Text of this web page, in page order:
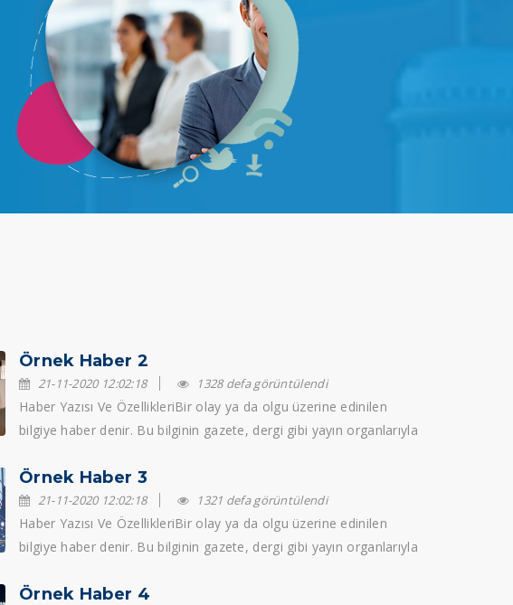
Örnek Haber 2
21-11-2020 12:02:18 1328 defa görüntülendi
Haber Yazısı Ve ÖzellikleriBir olay ya da olgu üzerine edinilen
bilgiye haber denir. Bu bilginin gazete, dergi gibi yayın organlarıyla
Örnek Haber 3
21-11-2020 12:02:18 1321 defa görüntülendi
Haber Yazısı Ve ÖzellikleriBir olay ya da olgu üzerine edinilen
bilgiye haber denir. Bu bilginin gazete, dergi gibi yayın organlarıyla
Örnek Haber 4